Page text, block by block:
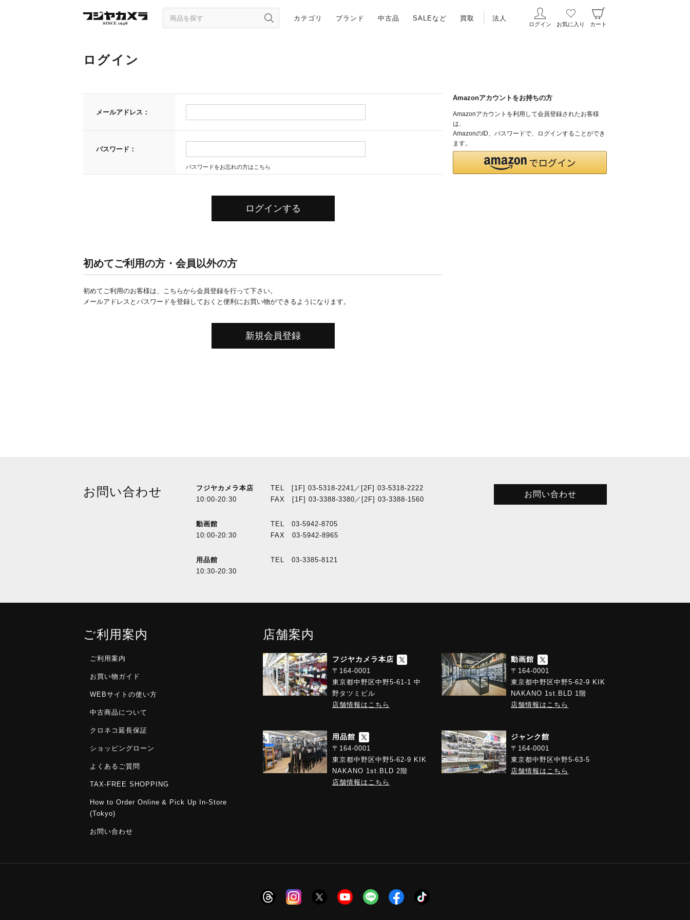
カテゴリ ブランド 中古品 SALEなど 買取 法人
ログイン お気に入り カート
ログイン
メールアドレス：
パスワード：
パスワードをお忘れの方はこちら
Amazonアカウントをお持ちの方
Amazonアカウントを利用して会員登録されたお客様
は、
AmazonのID、パスワードで、ログインすることができ
ます。
初めてご利用の方・会員以外の方
初めてご利用のお客様は、こちらから会員登録を行って下さい。
メールアドレスとパスワードを登録しておくと便利にお買い物ができるようになります。
お問い合わせ
フジヤカメラ本店
10:00-20:30
TEL [1F] 03-5318-2241／[2F] 03-5318-2222
FAX [1F] 03-3388-3380／[2F] 03-3388-1560
動画館
10:00-20:30
TEL 03-5942-8705
FAX 03-5942-8965
用品館
10:30-20:30
TEL 03-3385-8121
お問い合わせ
ご利用案内
ご利用案内
お買い物ガイド
WEBサイトの使い方
中古商品について
クロネコ延長保証
ショッピングローン
よくあるご質問
TAX-FREE SHOPPING
How to Order Online & Pick Up In-Store
(Tokyo)
お問い合わせ
店舗案内
フジヤカメラ本店
〒164-0001
東京都中野区中野5-61-1 中
野タツミビル
店舗情報はこちら
動画館
〒164-0001
東京都中野区中野5-62-9 KIK
NAKANO 1st.BLD 1階
店舗情報はこちら
用品館
〒164-0001
東京都中野区中野5-62-9 KIK
NAKANO 1st.BLD 2階
店舗情報はこちら
ジャンク館
〒164-0001
東京都中野区中野5-63-5
店舗情報はこちら